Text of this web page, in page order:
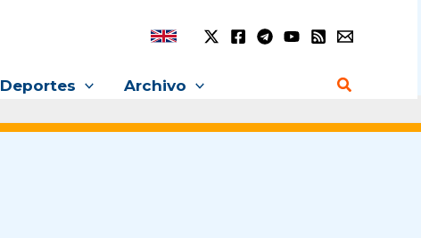
Deportes Archivo Buscar